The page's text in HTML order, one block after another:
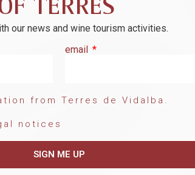
TERRES
our news and wine tourism activities.
email
from Terres de Vidalba.
notices
SIGN ME UP